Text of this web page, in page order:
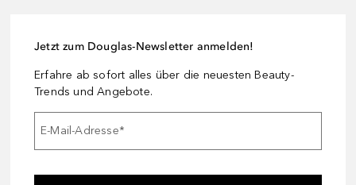
Jetzt zum Douglas-Newsletter anmelden!
Erfahre ab sofort alles über die neuesten Beauty-
Trends und Angebote.
E-Mail-Adresse*